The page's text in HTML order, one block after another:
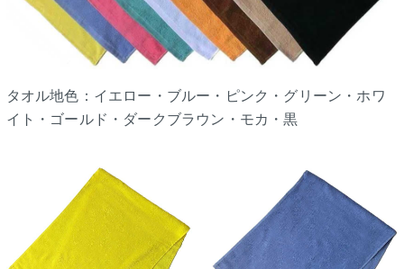
タオル地色：イエロー・ブルー・ピンク・グリーン・ホワ
イト・ゴールド・ダークブラウン・モカ・黒